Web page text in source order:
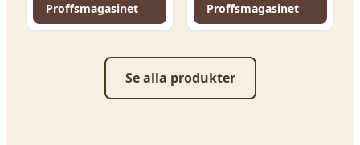
Proffsmagasinet
Proffsmagasinet
Se alla produkter